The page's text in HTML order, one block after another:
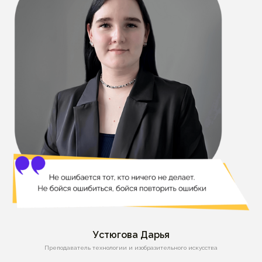
Устюгова Дарья
Преподаватель технологии и изобразительного искусства